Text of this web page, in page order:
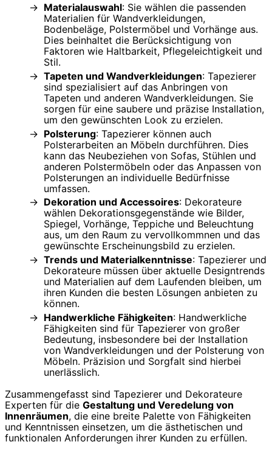
Materialauswahl: Sie wählen die passenden
Materialien für Wandverkleidungen,
Bodenbeläge, Polstermöbel und Vorhänge aus.
Dies beinhaltet die Berücksichtigung von
Faktoren wie Haltbarkeit, Pflegeleichtigkeit und
Stil.
Tapeten und Wandverkleidungen: Tapezierer
sind spezialisiert auf das Anbringen von
Tapeten und anderen Wandverkleidungen. Sie
sorgen für eine saubere und präzise Installation,
um den gewünschten Look zu erzielen.
Polsterung: Tapezierer können auch
Polsterarbeiten an Möbeln durchführen. Dies
kann das Neubeziehen von Sofas, Stühlen und
anderen Polstermöbeln oder das Anpassen von
Polsterungen an individuelle Bedürfnisse
umfassen.
Dekoration und Accessoires: Dekorateure
wählen Dekorationsgegenstände wie Bilder,
Spiegel, Vorhänge, Teppiche und Beleuchtung
aus, um den Raum zu vervollkommnen und das
gewünschte Erscheinungsbild zu erzielen.
Trends und Materialkenntnisse: Tapezierer und
Dekorateure müssen über aktuelle Designtrends
und Materialien auf dem Laufenden bleiben, um
ihren Kunden die besten Lösungen anbieten zu
können.
Handwerkliche Fähigkeiten: Handwerkliche
Fähigkeiten sind für Tapezierer von großer
Bedeutung, insbesondere bei der Installation
von Wandverkleidungen und der Polsterung von
Möbeln. Präzision und Sorgfalt sind hierbei
unerlässlich.
Zusammengefasst sind Tapezierer und Dekorateure
Experten für die Gestaltung und Veredelung von
Innenräumen, die eine breite Palette von Fähigkeiten
und Kenntnissen einsetzen, um die ästhetischen und
funktionalen Anforderungen ihrer Kunden zu erfüllen.